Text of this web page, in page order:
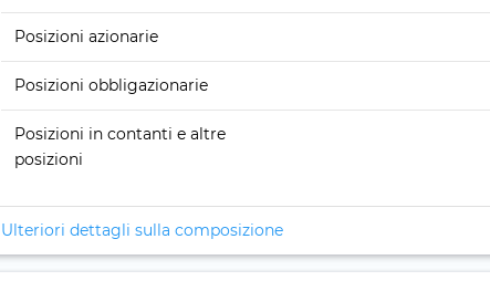
Posizioni azionarie
Posizioni obbligazionarie
Posizioni in contanti e altre
posizioni
Ulteriori dettagli sulla composizione